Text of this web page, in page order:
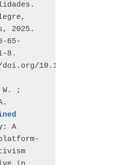
2025.
65-
8.
10.15448/1877.3
W. ;
.
: A